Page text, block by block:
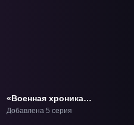
«Военная хроника
маленькой девочки 2»
Добавлена 5 серия